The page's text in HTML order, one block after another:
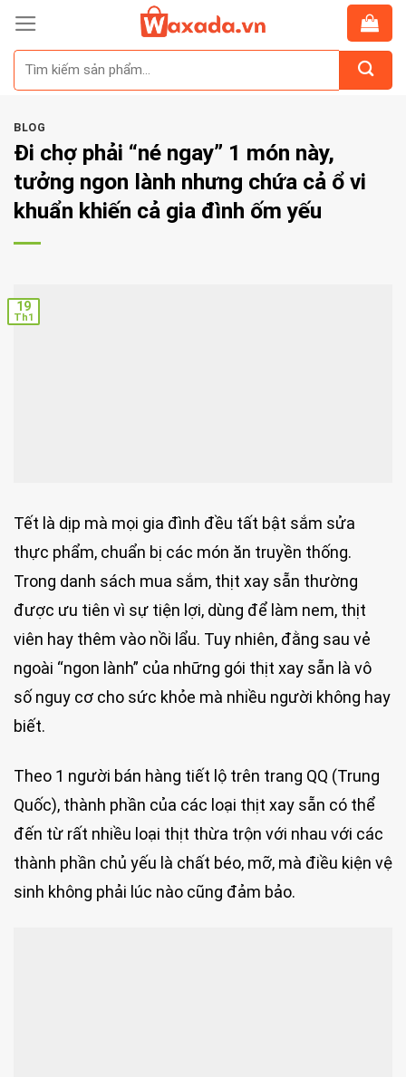
Skip
content
BLOG
Đi chợ phải “né ngay” 1 món này,
tưởng ngon lành nhưng chứa cả ổ vi
khuẩn khiến cả gia đình ốm yếu
19
Th1
Tết là dịp mà mọi gia đình đều tất bật sắm sửa
thực phẩm, chuẩn bị các món ăn truyền thống.
Trong danh sách mua sắm, thịt xay sẵn thường
được ưu tiên vì sự tiện lợi, dùng để làm nem, thịt
viên hay thêm vào nồi lẩu. Tuy nhiên, đằng sau vẻ
ngoài “ngon lành” của những gói thịt xay sẵn là vô
số nguy cơ cho sức khỏe mà nhiều người không hay
biết.
Theo 1 người bán hàng tiết lộ trên trang QQ (Trung
Quốc), thành phần của các loại thịt xay sẵn có thể
đến từ rất nhiều loại thịt thừa trộn với nhau với các
thành phần chủ yếu là chất béo, mỡ, mà điều kiện vệ
sinh không phải lúc nào cũng đảm bảo.